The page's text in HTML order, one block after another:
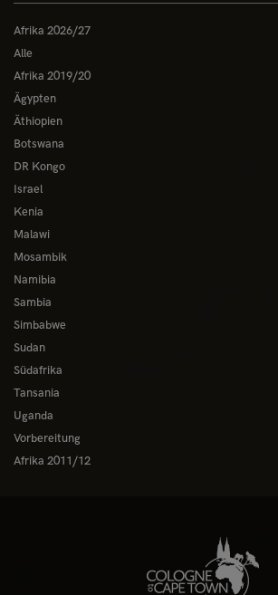
Afrika 2026/27
Alle
Afrika 2019/20
Ägypten
Äthiopien
Botswana
DR Kongo
Israel
Kenia
Malawi
Mosambik
Namibia
Sambia
Simbabwe
Sudan
Südafrika
Tansania
Uganda
Vorbereitung
Afrika 2011/12